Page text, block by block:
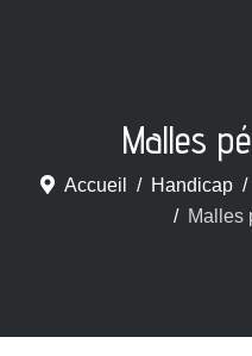
Malles
Accueil Handicap
Malles